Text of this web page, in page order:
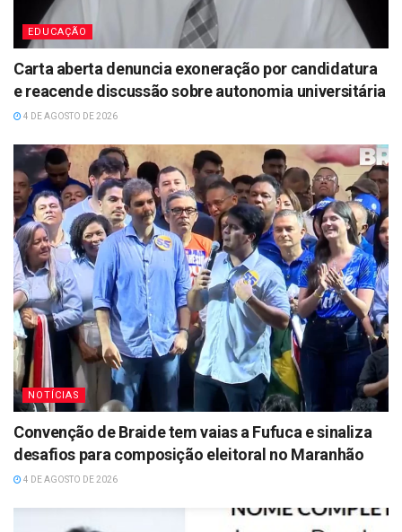
EDUCAÇÃO
Carta aberta denuncia exoneração por candidatura
e reacende discussão sobre autonomia universitária
4 DE AGOSTO DE 2026
NOTÍCIAS
Convenção de Braide tem vaias a Fufuca e sinaliza
desafios para composição eleitoral no Maranhão
4 DE AGOSTO DE 2026